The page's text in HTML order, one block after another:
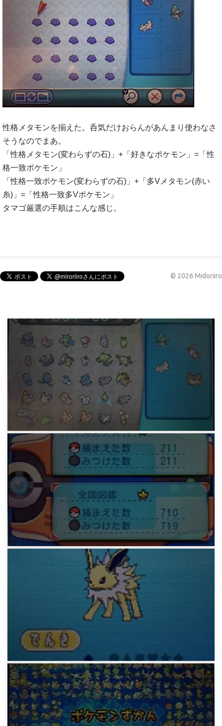
性格メタモンを揃えた。呑気だけおらんがあんまり使わなさ
そうなのでまあ。
「性格メタモン(変わらずの石)」+「好きなポケモン」=「性
格一致ポケモン」
「性格一致ポケモン(変わらずの石)」+「多Vメタモン(赤い
糸)」=「性格一致多Vポケモン」
タマゴ厳選の手順はこんな感じ。
© 2026 Midoriiro
ゲーム
oras 100ID回収まで
10年前
ゲーム
oras 全国図鑑完成まで
ゲーム
oras めざパ厳選まで